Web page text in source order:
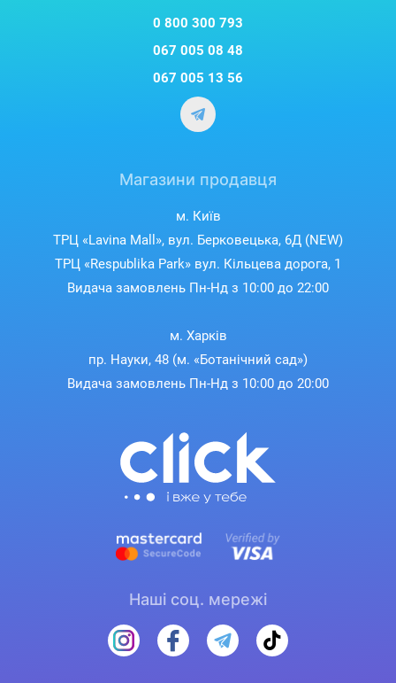
0 800 300 793
067 005 08 48
067 005 13 56
Магазини продавця
м. Київ
ТРЦ «Lavina Mall», вул. Берковецька, 6Д (NEW)
ТРЦ «Respublika Park» вул. Кільцева дорога, 1
Видача замовлень Пн-Нд з 10:00 до 22:00
м. Харків
пр. Науки, 48 (м. «Ботанічний сад»)
Видача замовлень Пн-Нд з 10:00 до 20:00
Наші соц. мережі